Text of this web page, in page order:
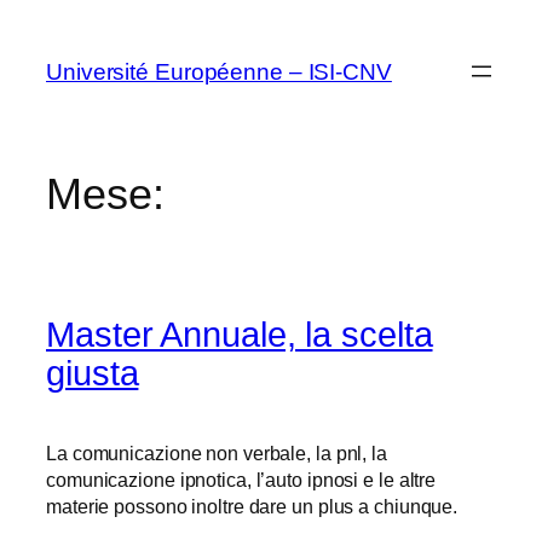
contenuto
Université Européenne – ISI-CNV
Mese:
Master Annuale, la scelta
giusta
La comunicazione non verbale, la pnl, la
comunicazione ipnotica, l’auto ipnosi e le altre
materie possono inoltre dare un plus a chiunque.